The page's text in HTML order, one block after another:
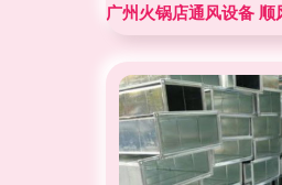
广州火锅店通风设备